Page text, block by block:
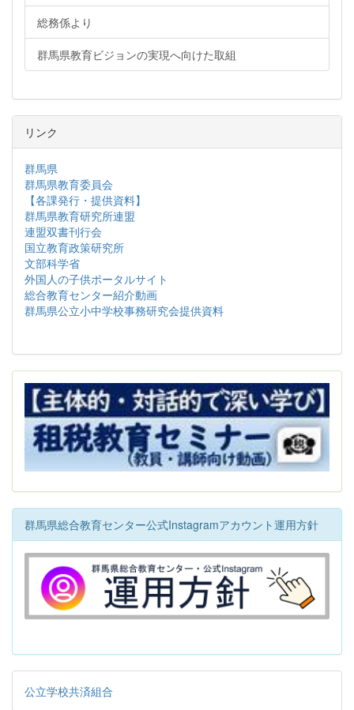
総務係より
群馬県教育ビジョンの実現へ向けた取組
リンク
群馬県
群馬県教育委員会
【各課発行・提供資料】
群馬県教育研究所連盟
連盟双書刊行会
国立教育政策研究所
文部科学省
外国人の子供ポータルサイト
総合教育センター紹介動画
群馬県公立小中学校事務研究会提供資料
群馬県総合教育センター公式Instagramアカウント運用方針
公立学校共済組合